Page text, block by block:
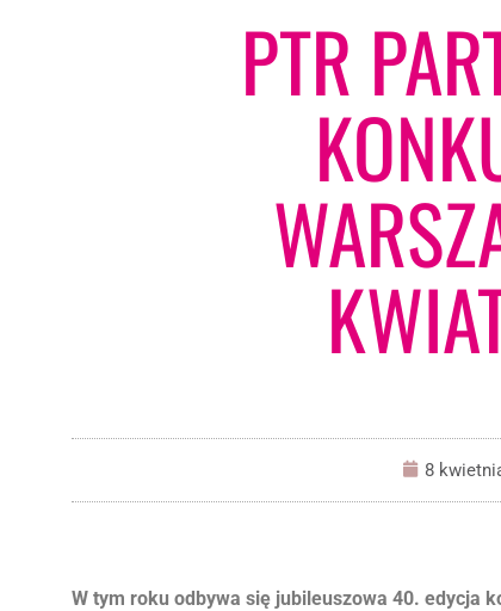
PTR
8
W tym roku odbywa się jubileuszowa 40. edycja